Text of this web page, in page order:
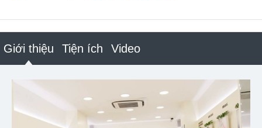
Giới thiệu Tiện ích Video